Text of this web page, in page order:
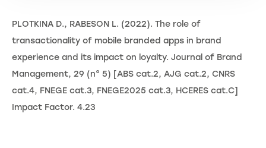
PLOTKINA D., RABESON L. (2022). The role of
transactionality of mobile branded apps in brand
experience and its impact on loyalty. Journal of Brand
Management, 29 (n° 5) [ABS cat.2, AJG cat.2, CNRS
cat.4, FNEGE cat.3, FNEGE2025 cat.3, HCERES cat.C]
Impact Factor. 4.23